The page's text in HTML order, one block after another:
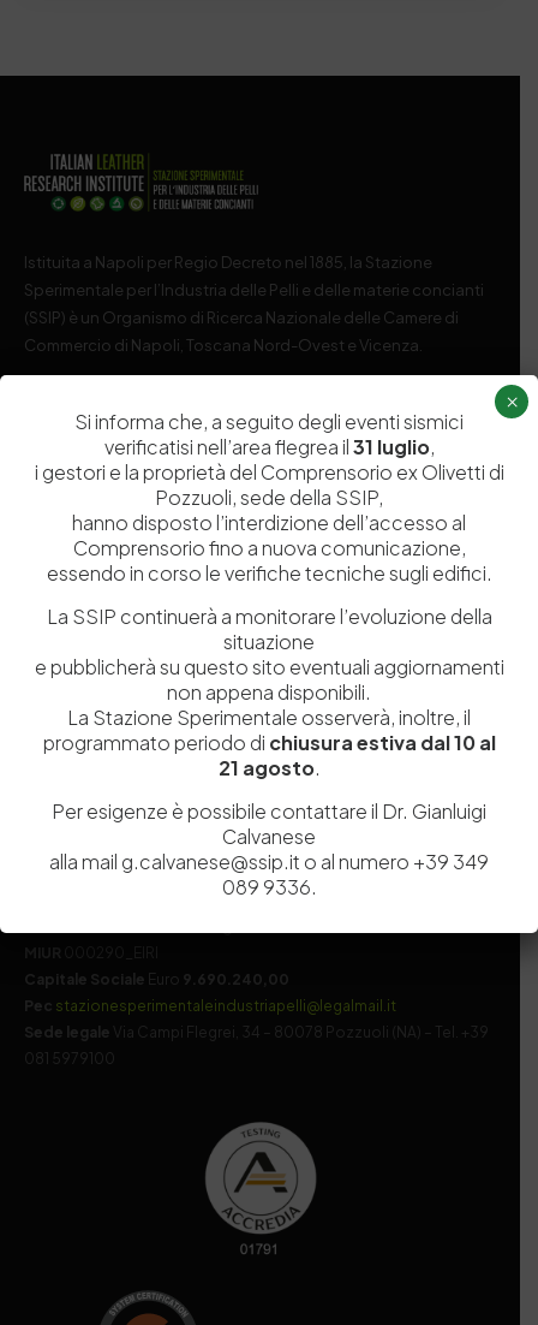
Istituita a Napoli per Regio Decreto nel 1885, la Stazione
Sperimentale per l’Industria delle Pelli e delle materie concianti
(SSIP) è un Organismo di Ricerca Nazionale delle Camere di
Commercio di Napoli, Toscana Nord-Ovest e Vicenza.
Chi siamo
Ricerca e Sviluppo
documentazione
Contatti
Laboratori
Dipartimenti di ricerca
Biblioteca
Media
Tutela Whistleblowing
Amministrazione Trasparente
Codice fiscale e Partita Iva07936981211
Capitale Sociale Euro 9.690.240,00
Pec stazionesperimentaleindustriapelli@legalmail.it
Sede legale
Via Campi Flegrei, 34 – 80078 Pozzuoli (NA) – Tel. +39
081 5979100
Si informa che, a seguito degli eventi sismici
verificatisi nell’area flegrea il31 luglio,
i gestori e la proprietà del Comprensorio ex Olivetti di
Pozzuoli, sede della SSIP,
hanno disposto l’interdizione dell’accesso al
Comprensorio fino a nuova comunicazione,
essendo in corso le verifiche tecniche sugli edifici.
La SSIP continuerà a monitorare l’evoluzione della
situazione
e pubblicherà su questo sito eventuali aggiornamenti
non appena disponibili.
La Stazione Sperimentale osserverà, inoltre, il
programmato periodo di chiusura estiva dal 10 al
21 agosto.
Per esigenze è possibile contattare il Dr. Gianluigi
Calvanese
alla mail g.calvanese@ssip.it o al numero +39 349
089 9336.
×